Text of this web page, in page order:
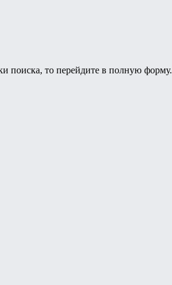
поиска, то перейдите в полную форму.